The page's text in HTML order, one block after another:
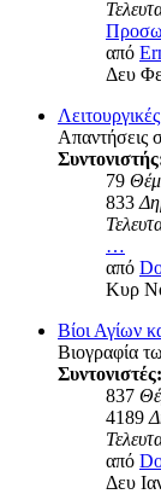
από
Δευ
Απαντήσεις
79
833
…
από
Κυρ
Βίοι Αγίων
Βιογραφία
Συντονιστές:
837
4189
από
Δευ